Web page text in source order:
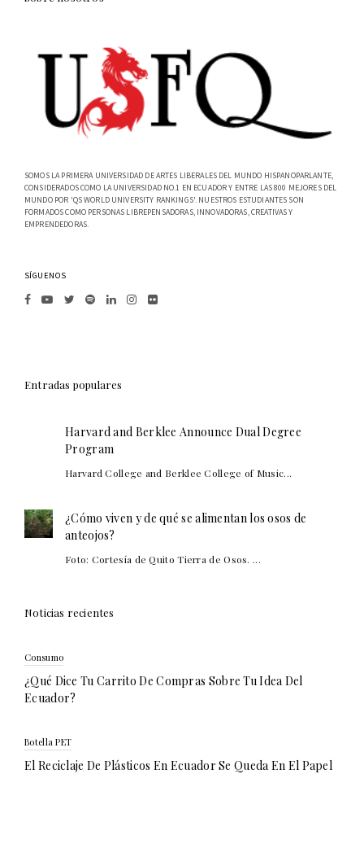
SOMOS LA PRIMERA UNIVERSIDAD DE ARTES LIBERALES DEL MUNDO HISPANOPARLANTE,
CONSIDERADOS COMO LA UNIVERSIDAD NO.1 EN ECUADOR Y ENTRE LAS 800 MEJORES DEL
MUNDO POR 'QS WORLD UNIVERSITY RANKINGS'. NUESTROS ESTUDIANTES SON
FORMADOS COMO PERSONAS LIBREPENSADORAS, INNOVADORAS, CREATIVAS Y
EMPRENDEDORAS.
SÍGUENOS
Entradas populares
Harvard and Berklee Announce Dual Degree
Program
Harvard College and Berklee College of Music...
¿Cómo viven y de qué se alimentan los osos de
anteojos?
Foto: Cortesía de Quito Tierra de Osos. ...
Noticias recientes
Consumo
¿Qué Dice Tu Carrito De Compras Sobre Tu Idea Del
Ecuador?
Botella PET
El Reciclaje De Plásticos En Ecuador Se Queda En El Papel